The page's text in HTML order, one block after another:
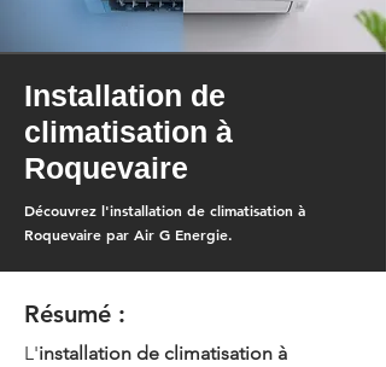
Installation de
climatisation à
Roquevaire
Découvrez l'installation de climatisation à
Roquevaire par Air G Energie.
Résumé :
L'installation de climatisation à